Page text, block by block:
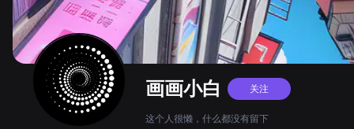
画画小白 关注
这个人很懒，什么都没有留下